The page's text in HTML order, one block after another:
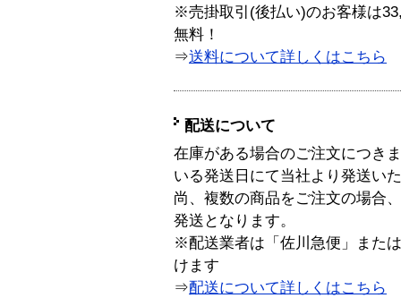
※売掛取引(後払い)のお客様は
無料！
⇒送料について詳しくはこちら
配送について
在庫がある場合のご注文につき
いる発送日にて当社より発送い
尚、複数の商品をご注文の場合
発送となります。
※配送業者は「佐川急便」また
けます
⇒配送について詳しくはこちら